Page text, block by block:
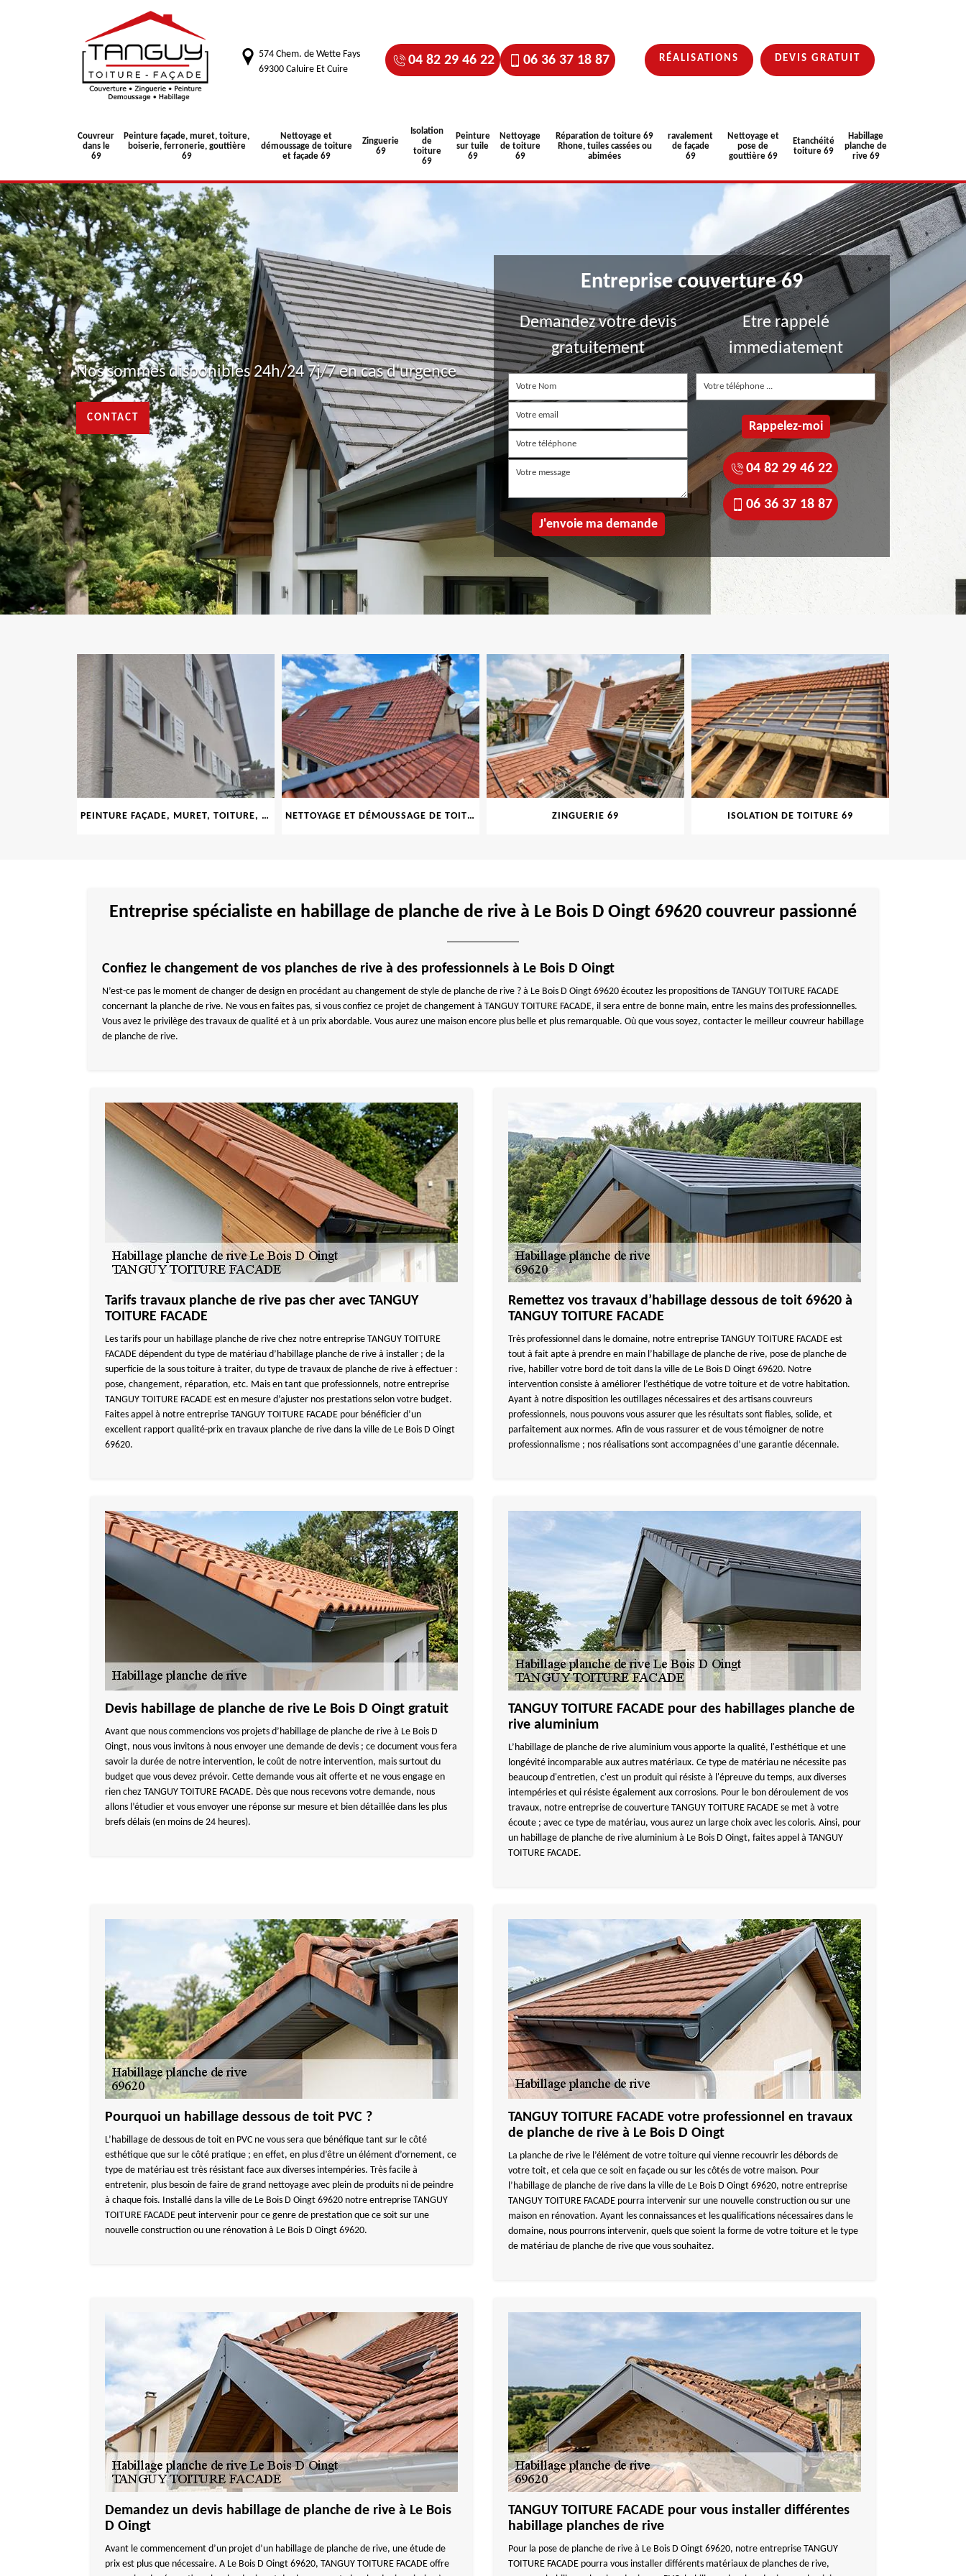
574 Chem. de Wette Fays
69300 Caluire Et Cuire
04 82 29 46 22 06 36 37 18 87 RÉALISATIONS DEVIS GRATUIT
Couvreur
dans le
69
Peinture façade, muret, toiture,
boiserie, ferronerie, gouttière
69
Nettoyage et
démoussage de toiture
et façade 69
Zinguerie
69
Isolation
de
toiture
69
Peinture
sur tuile
69
Nettoyage
de toiture
69
Réparation de toiture 69
Rhone, tuiles cassées ou
abimées
ravalement
de façade
69
Nettoyage et
pose de
gouttière 69
Etanchéité
toiture 69
Habillage
planche de
rive 69
Nos sommes disponibles 24h/24 7j/7 en cas d'urgence
CONTACT
Entreprise couverture 69
Demandez votre devis
gratuitement
Etre rappelé
immediatement
04 82 29 46 22
06 36 37 18 87
PEINTURE FAÇADE, MURET, TOITURE, BOISERIE, FERRONERIE, GOUTTIÈRE 69 NETTOYAGE ET DÉMOUSSAGE DE TOITURE ET FAÇADE 69 ZINGUERIE 69 ISOLATION DE TOITURE 69
Entreprise spécialiste en habillage de planche de rive à Le Bois D Oingt 69620 couvreur passionné
Confiez le changement de vos planches de rive à des professionnels à Le Bois D Oingt
N’est-ce pas le moment de changer de design en procédant au changement de style de planche de rive ? à Le Bois D Oingt 69620 écoutez les propositions de TANGUY TOITURE FACADE
concernant la planche de rive. Ne vous en faites pas, si vous confiez ce projet de changement à TANGUY TOITURE FACADE, il sera entre de bonne main, entre les mains des professionnelles.
Vous avez le privilège des travaux de qualité et à un prix abordable. Vous aurez une maison encore plus belle et plus remarquable. Où que vous soyez, contacter le meilleur couvreur habillage
de planche de rive.
Tarifs travaux planche de rive pas cher avec TANGUY
TOITURE FACADE
Les tarifs pour un habillage planche de rive chez notre entreprise TANGUY TOITURE
FACADE dépendent du type de matériau d’habillage planche de rive à installer ; de la
superficie de la sous toiture à traiter, du type de travaux de planche de rive à effectuer :
pose, changement, réparation, etc. Mais en tant que professionnels, notre entreprise
TANGUY TOITURE FACADE est en mesure d’ajuster nos prestations selon votre budget.
Faites appel à notre entreprise TANGUY TOITURE FACADE pour bénéficier d’un
excellent rapport qualité-prix en travaux planche de rive dans la ville de Le Bois D Oingt
69620.
Remettez vos travaux d’habillage dessous de toit 69620 à
TANGUY TOITURE FACADE
Très professionnel dans le domaine, notre entreprise TANGUY TOITURE FACADE est
tout à fait apte à prendre en main l’habillage de planche de rive, pose de planche de
rive, habiller votre bord de toit dans la ville de Le Bois D Oingt 69620. Notre
intervention consiste à améliorer l’esthétique de votre toiture et de votre habitation.
Ayant à notre disposition les outillages nécessaires et des artisans couvreurs
professionnels, nous pouvons vous assurer que les résultats sont fiables, solide, et
parfaitement aux normes. Afin de vous rassurer et de vous témoigner de notre
professionnalisme ; nos réalisations sont accompagnées d’une garantie décennale.
Devis habillage de planche de rive Le Bois D Oingt gratuit
Avant que nous commencions vos projets d’habillage de planche de rive à Le Bois D
Oingt, nous vous invitons à nous envoyer une demande de devis ; ce document vous fera
savoir la durée de notre intervention, le coût de notre intervention, mais surtout du
budget que vous devez prévoir. Cette demande vous ait offerte et ne vous engage en
rien chez TANGUY TOITURE FACADE. Dès que nous recevons votre demande, nous
allons l’étudier et vous envoyer une réponse sur mesure et bien détaillée dans les plus
brefs délais (en moins de 24 heures).
TANGUY TOITURE FACADE pour des habillages planche de
rive aluminium
L’habillage de planche de rive aluminium vous apporte la qualité, l'esthétique et une
longévité incomparable aux autres matériaux. Ce type de matériau ne nécessite pas
beaucoup d'entretien, c'est un produit qui résiste à l'épreuve du temps, aux diverses
intempéries et qui résiste également aux corrosions. Pour le bon déroulement de vos
travaux, notre entreprise de couverture TANGUY TOITURE FACADE se met à votre
écoute ; avec ce type de matériau, vous aurez un large choix avec les coloris. Ainsi, pour
un habillage de planche de rive aluminium à Le Bois D Oingt, faites appel à TANGUY
TOITURE FACADE.
Pourquoi un habillage dessous de toit PVC ?
L’habillage de dessous de toit en PVC ne vous sera que bénéfique tant sur le côté
esthétique que sur le côté pratique ; en effet, en plus d’être un élément d’ornement, ce
type de matériau est très résistant face aux diverses intempéries. Très facile à
entretenir, plus besoin de faire de grand nettoyage avec plein de produits ni de peindre
à chaque fois. Installé dans la ville de Le Bois D Oingt 69620 notre entreprise TANGUY
TOITURE FACADE peut intervenir pour ce genre de prestation que ce soit sur une
nouvelle construction ou une rénovation à Le Bois D Oingt 69620.
TANGUY TOITURE FACADE votre professionnel en travaux
de planche de rive à Le Bois D Oingt
La planche de rive le l’élément de votre toiture qui vienne recouvrir les débords de
votre toit, et cela que ce soit en façade ou sur les côtés de votre maison. Pour
l’habillage de planche de rive dans la ville de Le Bois D Oingt 69620, notre entreprise
TANGUY TOITURE FACADE pourra intervenir sur une nouvelle construction ou sur une
maison en rénovation. Ayant les connaissances et les qualifications nécessaires dans le
domaine, nous pourrons intervenir, quels que soient la forme de votre toiture et le type
de matériau de planche de rive que vous souhaitez.
Demandez un devis habillage de planche de rive à Le Bois
D Oingt
Avant le commencement d’un projet d’un habillage de planche de rive, une étude de
prix est plus que nécessaire. A Le Bois D Oingt 69620, TANGUY TOITURE FACADE offre
TANGUY TOITURE FACADE pour vous installer différentes
habillage planches de rive
Pour la pose de planche de rive à Le Bois D Oingt 69620, notre entreprise TANGUY
TOITURE FACADE pourra vous installer différents matériaux de planches de rive,